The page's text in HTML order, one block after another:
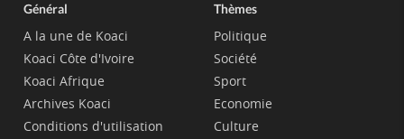
Général
A la une de Koaci
Koaci Côte d'Ivoire
Koaci Afrique
Archives Koaci
Conditions d'utilisation
Thèmes
Politique
Société
Sport
Economie
Culture